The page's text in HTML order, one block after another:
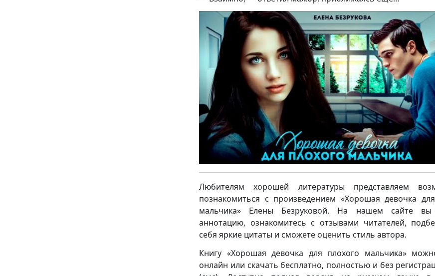
Любителям хорошей литературы представляем
познакомиться с произведением «Хорошая девочка
мальчика» Елены Безруковой. На нашем сайте вы
аннотацию, ознакомитесь с отзывами читателей,
себя яркие цитаты и сможете оценить стиль автора.
Книгу «Хорошая девочка для плохого мальчика»
онлайн или скачать бесплатно, полностью и без